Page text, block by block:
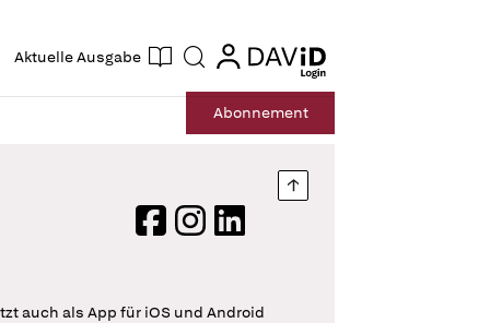
Aktuelle Ausgabe Suche login
login
Abonnement
Nach oben springen
FacebookInstagram
LinkedIn
auch als App für iOS und Android